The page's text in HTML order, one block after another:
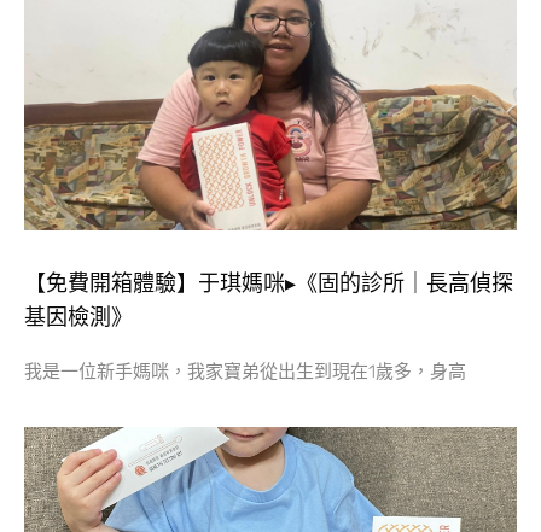
【免費開箱體驗】于琪媽咪▸《固的診所｜長高偵探
基因檢測》
我是一位新手媽咪，我家寶弟從出生到現在1歲多，身高